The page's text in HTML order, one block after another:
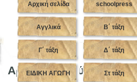
Αρχική σελίδα schoolpress
Αγγλικά Β΄ τάξη
Γ΄ τάξη Δ΄ τάξη
ΕΙΔΙΚΗ ΑΓΩΓΗ Στ τάξη
Αρχεία για Ιούνιος, 2019